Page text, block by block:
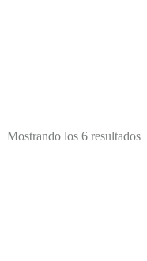
Mostrando los 6 resultados